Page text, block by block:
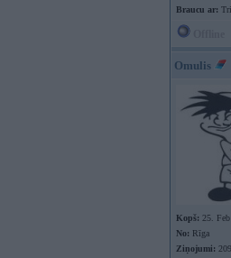
Braucu ar:
Omulis
Kopš: 25.
No: Rīga
Ziņojumi: